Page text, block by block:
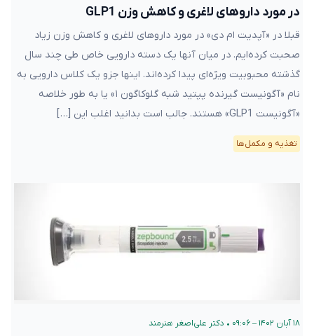
در مورد داروهای لاغری و کاهش وزن GLP1
قبلا در «آپدیت ام دی» در مورد داروهای لاغری و کاهش وزن زیاد
صحبت کرده‌ایم. در میان آنها یک دسته دارویی خاص طی چند سال
گذشته محبوبیت ویژه‌ای پیدا کرده‌اند. اینها جزو یک کلاس دارویی به
نام «آگونیست گیرنده پپتید شبه گلوکاگون ۱» یا به طور خلاصه
«آگونیست GLP1» هستند. جالب است بدانید اغلب این […]
تغذیه و مکمل‌ها
۱۸ آبان ۱۴۰۲ – ۰۹:۰۶ • دکتر علی‌اصغر هنرمند